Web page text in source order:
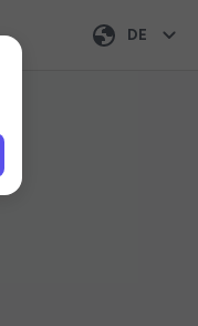
DE